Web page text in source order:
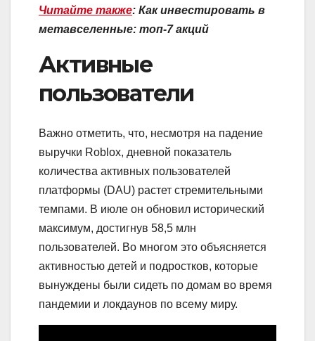
Читайте также: Как инвестировать в
метавселенные: топ-7 акций
Активные
пользователи
Важно отметить, что, несмотря на падение
выручки Roblox, дневной показатель
количества активных пользователей
платформы (DAU) растет стремительными
темпами. В июле он обновил исторический
максимум, достигнув 58,5 млн
пользователей. Во многом это объясняется
активностью детей и подростков, которые
вынуждены были сидеть по домам во время
пандемии и локдаунов по всему миру.